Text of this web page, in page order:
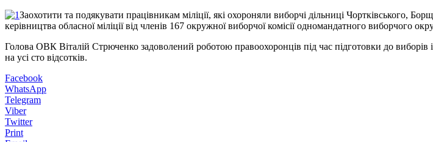
Заохотити та подякувати працівникам міліції, які охороняли виборчі дільниці Чортківського,
керівництва обласної міліції від членів 167 окружної виборчої комісії одномандатного виборчого
Голова ОВК Віталій Стрюченко задоволений роботою правоохоронців під час підготовки до
на усі сто відсотків.
Facebook
WhatsApp
Telegram
Viber
Twitter
Print